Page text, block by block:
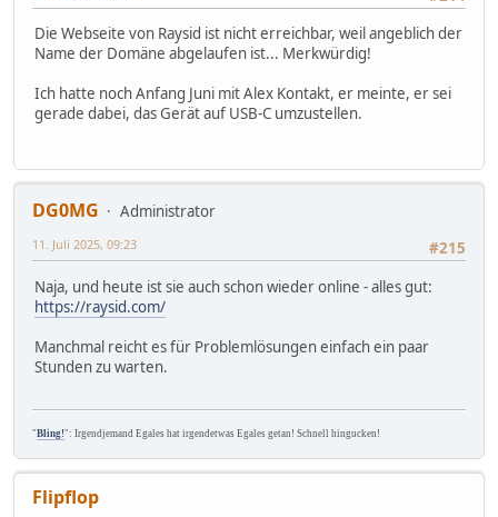
Die Webseite von Raysid ist nicht erreichbar, weil angeblich der
Name der Domäne abgelaufen ist... Merkwürdig!
Ich hatte noch Anfang Juni mit Alex Kontakt, er meinte, er sei
gerade dabei, das Gerät auf USB-C umzustellen.
DG0MG
Administrator
#215
11. Juli 2025, 09:23
Naja, und heute ist sie auch schon wieder online - alles gut:
https://raysid.com/
Manchmal reicht es für Problemlösungen einfach ein paar
Stunden zu warten.
"Bling!": Irgendjemand Egales hat irgendetwas Egales getan! Schnell hingucken!
Flipflop